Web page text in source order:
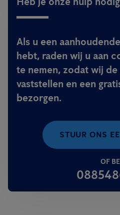
Als u een
hebt, raden wij u aan
te nemen, zodat wij
vaststellen en een
bezorgen.
STUUR ONS
OF